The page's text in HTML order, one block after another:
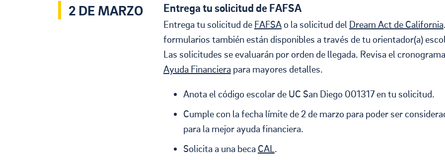
2 DE MARZO Entrega tu solicitud de FAFSA
Entrega tu solicitud de FAFSAo la solicitud del Dream Act de California
formularios también están disponibles a través de tu orientador(a)
Las solicitudes se evaluarán por orden de llegada. Revisa el
Ayuda Financierapara mayores detalles.
Anota el código escolar de UC San Diego 001317 en tu solicitud.
Cumple con la fecha límite de 2 de marzo para poder ser
para la mejor ayuda financiera.
Solicita a una beca CAL .